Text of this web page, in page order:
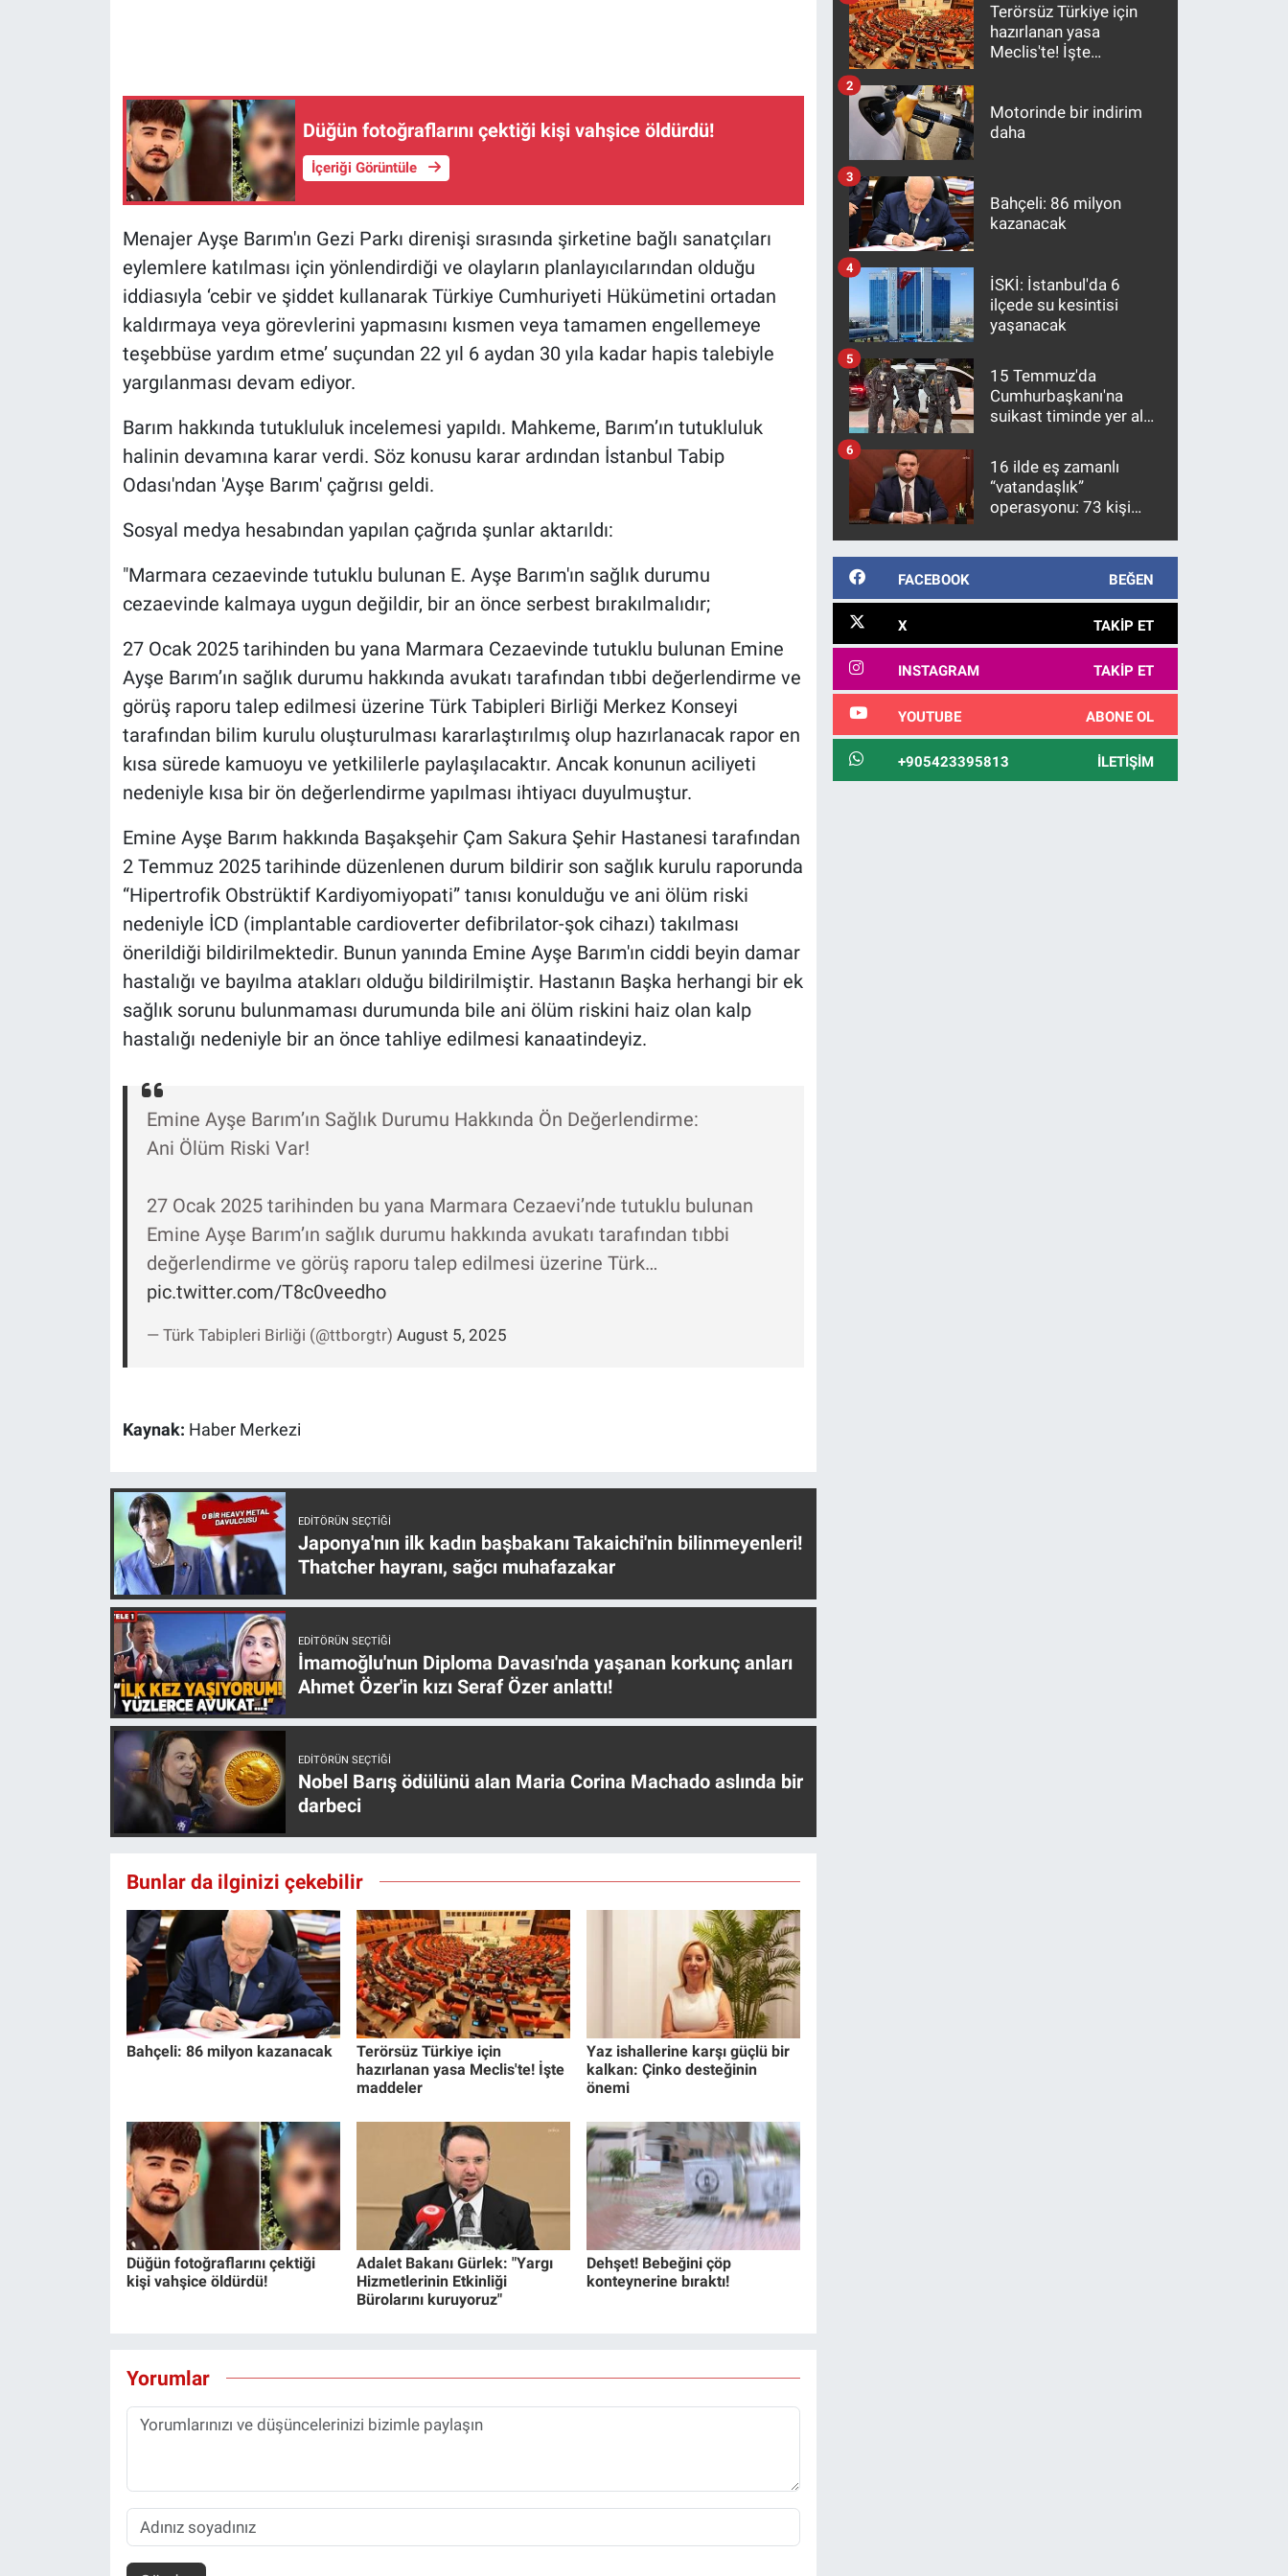
Düğün fotoğraflarını çektiği kişi vahşice öldürdü!
İçeriği Görüntüle
Menajer Ayşe Barım'ın Gezi Parkı direnişi sırasında şirketine bağlı sanatçıları
eylemlere katılması için yönlendirdiği ve olayların planlayıcılarından olduğu
iddiasıyla ‘cebir ve şiddet kullanarak Türkiye Cumhuriyeti Hükümetini ortadan
kaldırmaya veya görevlerini yapmasını kısmen veya tamamen engellemeye
teşebbüse yardım etme’ suçundan 22 yıl 6 aydan 30 yıla kadar hapis talebiyle
yargılanması devam ediyor.
Barım hakkında tutukluluk incelemesi yapıldı. Mahkeme, Barım’ın tutukluluk
halinin devamına karar verdi. Söz konusu karar ardından İstanbul Tabip
Odası'ndan 'Ayşe Barım' çağrısı geldi.
Sosyal medya hesabından yapılan çağrıda şunlar aktarıldı:
"Marmara cezaevinde tutuklu bulunan E. Ayşe Barım'ın sağlık durumu
cezaevinde kalmaya uygun değildir, bir an önce serbest bırakılmalıdır;
27 Ocak 2025 tarihinden bu yana Marmara Cezaevinde tutuklu bulunan Emine
Ayşe Barım’ın sağlık durumu hakkında avukatı tarafından tıbbi değerlendirme ve
görüş raporu talep edilmesi üzerine Türk Tabipleri Birliği Merkez Konseyi
tarafından bilim kurulu oluşturulması kararlaştırılmış olup hazırlanacak rapor en
kısa sürede kamuoyu ve yetkililerle paylaşılacaktır. Ancak konunun aciliyeti
nedeniyle kısa bir ön değerlendirme yapılması ihtiyacı duyulmuştur.
Emine Ayşe Barım hakkında Başakşehir Çam Sakura Şehir Hastanesi tarafından
2 Temmuz 2025 tarihinde düzenlenen durum bildirir son sağlık kurulu raporunda
“Hipertrofik Obstrüktif Kardiyomiyopati” tanısı konulduğu ve ani ölüm riski
nedeniyle İCD (implantable cardioverter defibrilator-şok cihazı) takılması
önerildiği bildirilmektedir. Bunun yanında Emine Ayşe Barım'ın ciddi beyin damar
hastalığı ve bayılma atakları olduğu bildirilmiştir. Hastanın Başka herhangi bir ek
sağlık sorunu bulunmaması durumunda bile ani ölüm riskini haiz olan kalp
hastalığı nedeniyle bir an önce tahliye edilmesi kanaatindeyiz.
Emine Ayşe Barım’ın Sağlık Durumu Hakkında Ön Değerlendirme:
Ani Ölüm Riski Var!
27 Ocak 2025 tarihinden bu yana Marmara Cezaevi’nde tutuklu bulunan
Emine Ayşe Barım’ın sağlık durumu hakkında avukatı tarafından tıbbi
değerlendirme ve görüş raporu talep edilmesi üzerine Türk…
pic.twitter.com/T8c0veedho
— Türk Tabipleri Birliği (@ttborgtr) August 5, 2025
Kaynak: Haber Merkezi
EDITÖRÜN SEÇTIĞI
Japonya'nın ilk kadın başbakanı Takaichi'nin bilinmeyenleri!
Thatcher hayranı, sağcı muhafazakar
EDITÖRÜN SEÇTIĞI
İmamoğlu'nun Diploma Davası'nda yaşanan korkunç anları
Ahmet Özer'in kızı Seraf Özer anlattı!
EDITÖRÜN SEÇTIĞI
Nobel Barış ödülünü alan Maria Corina Machado aslında bir
darbeci
Bunlar da ilginizi çekebilir
Bahçeli: 86 milyon kazanacak
Terörsüz Türkiye için
hazırlanan yasa Meclis'te! İşte
maddeler
Yaz ishallerine karşı güçlü bir
kalkan: Çinko desteğinin
önemi
Düğün fotoğraflarını çektiği
kişi vahşice öldürdü!
Adalet Bakanı Gürlek: "Yargı
Hizmetlerinin Etkinliği
Bürolarını kuruyoruz"
Dehşet! Bebeğini çöp
konteynerine bıraktı!
Yorumlar
Terörsüz Türkiye için
hazırlanan yasa
Meclis'te! İşte
Motorinde bir indirim
daha
2
Bahçeli: 86 milyon
kazanacak
3
İSKİ: İstanbul'da 6
ilçede su kesintisi
yaşanacak
4
15 Temmuz'da
Cumhurbaşkanı'na
suikast timinde yer alan
10 yıl sonra yakalandı
5
16 ilde eş zamanlı
“vatandaşlık”
operasyonu: 73 kişi
6
FACEBOOK BEĞEN
X TAKIP ET
INSTAGRAM TAKIP ET
YOUTUBE ABONE OL
+905423395813 İLETIŞIM
Günün görüntüsü
Koronavirüs
Kültür Sanat
Ne demişti
Programlar
Teknoloji
Türkiye'nin Geleceği
Yerel Gündem
Yerel Yaşam
Canlı Yayın